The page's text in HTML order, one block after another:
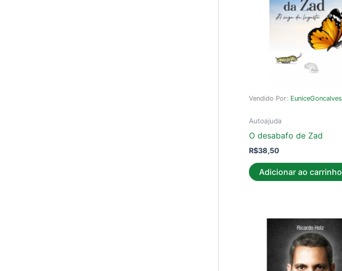
Vendido Por: EuniceGoncalves
Autoajuda
O desabafo de Zad
R$38,50
Adicionar ao carrinho